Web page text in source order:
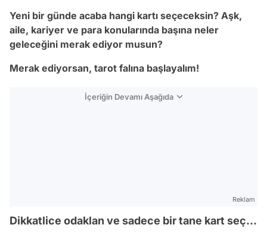
Yeni bir günde acaba hangi kartı seçeceksin? Aşk,
aile, kariyer ve para konularında başına neler
geleceğini merak ediyor musun?
Merak ediyorsan, tarot falına başlayalım!
İçeriğin Devamı Aşağıda
Reklam
Dikkatlice odaklan ve sadece bir tane kart seç...